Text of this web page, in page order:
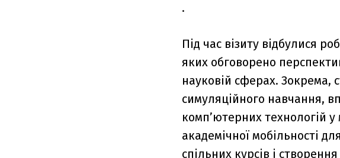
.
Під час візиту відбулися
яких обговорено
науковій сферах. Зокрема,
симуляційного навчання,
комп’ютерних технологій
академічної мобільності
спільних курсів і